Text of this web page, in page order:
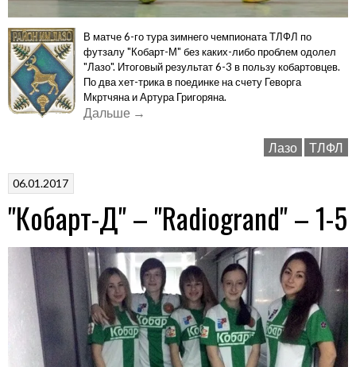
В матче 6-го тура зимнего чемпионата ТЛФЛ по
футзалу "Кобарт-М" без каких-либо проблем одолел
"Лазо". Итоговый результат 6-3 в пользу кобартовцев.
По два хет-трика в поединке на счету Геворга
Мкртчяна и Артура Григоряна.
Дальше
«"Кобарт-
3»
→
Лазо ТЛФЛ
06.01.2017
"Кобарт-Д" – "Radiogrand" – 1-5